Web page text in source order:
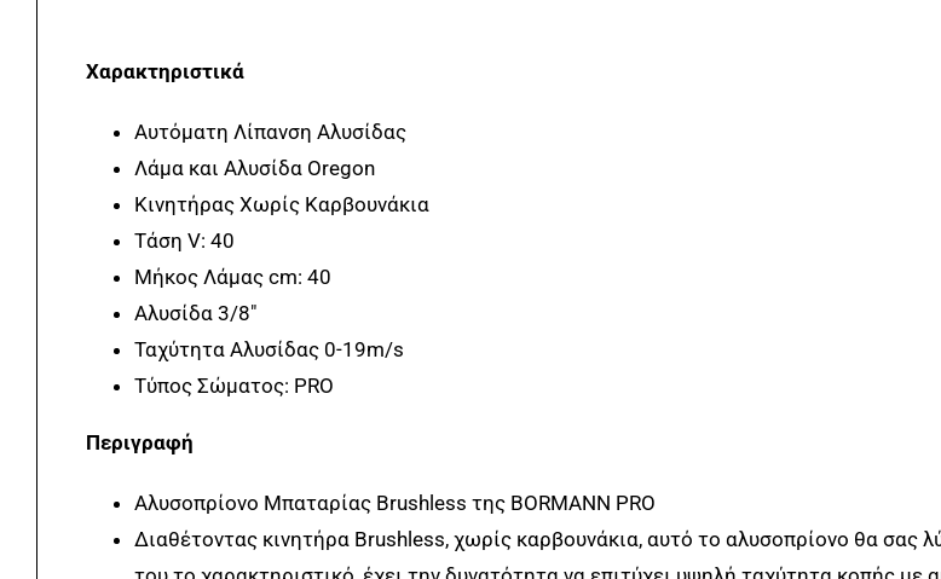
Χαρακτηριστικά
Αυτόματη Λίπανση Αλυσίδας
Λάμα και Αλυσίδα Oregon
Κινητήρας Χωρίς Καρβουνάκια
Τάση V: 40
Μήκος Λάμας cm: 40
Αλυσίδα 3/8″
Ταχύτητα Αλυσίδας 0-19m/s
Τύπος Σώματος: PRO
Περιγραφή
Αλυσοπρίονο Μπαταρίας Brushless της BORMANN PRO
Διαθέτοντας κινητήρα Brushless, χωρίς καρβουνάκια, αυτό το αλυσοπρίονο θα